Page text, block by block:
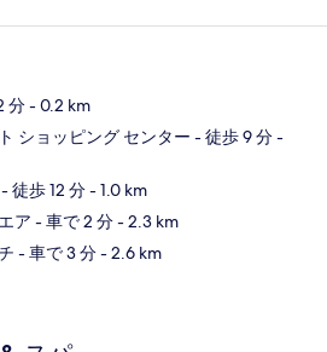
分- 0.2 km
ショッピング センター - 徒歩 9 分-
- 徒歩 12 分- 1.0 km
ア - 車で 2 分- 2.3 km
- 車で 3 分- 2.6 km